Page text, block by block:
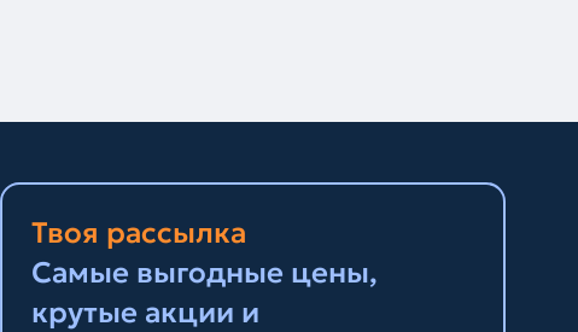
Твоя рассылка
Самые выгодные цены,
крутые акции и